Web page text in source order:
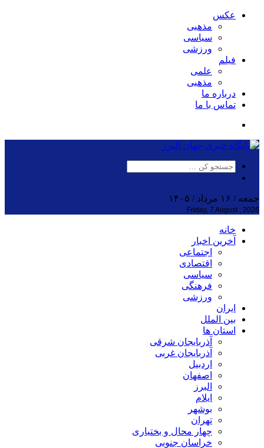
عکس
مذهبی
سیاسی
ورزشی
فیلم
علمی
مذهبی
درباره ما
تماس با ما
جمعه / ۱۶ مرداد / ۱۴۰۵
Friday, 7 August , 2026
خانه
آخرین اخبار
اجتماعی
اقتصادی
سیاسی
فرهنگی
ورزشی
ایران
بین الملل
استان ها
آذربایجان شرقی
آذربایجان غربی
اردبیل
اصفهان
البرز
ایلام
بوشهر
تهران
چهار محال و بختیاری
خراسان جنوبی